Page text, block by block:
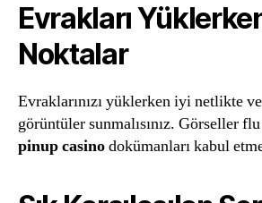
Evrakları
Noktalar
Evraklarınızı yüklerken iyi netlikte
görüntüler sunmalısınız. Görseller
pinup casinodokümanları kabul